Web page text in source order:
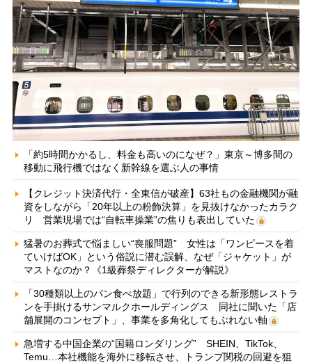
「約5時間かかるし、料金も高いのになぜ？」東京～博多間の
移動に飛行機ではなく新幹線を選ぶ人の事情
【クレジット決済代行・全東信が破産】63社もの金融機関が融
資をしながら「20年以上の粉飾決算」を見抜けなかったカラク
リ 営業現場では“自転車操業”の焦りも表出していた
猛暑のお葬式で悩ましい“喪服問題” 女性は「ワンピースを着
ていけばOK」という俗説に潜む誤解、なぜ「ジャケット」が
マストなのか？《1級葬祭ディレクターが解説》
「30種類以上のパン食べ放題」で行列のできる新形態レストラ
ンを手掛けるサンマルクホールディングス 同社に聞いた「店
舗展開のコンセプト」、事業を多角化してもぶれない軸
急増する中国企業の“国籍ロンダリング” SHEIN、TikTok、
Temu…本社機能を海外に移転させ、トランプ関税の回避を狙